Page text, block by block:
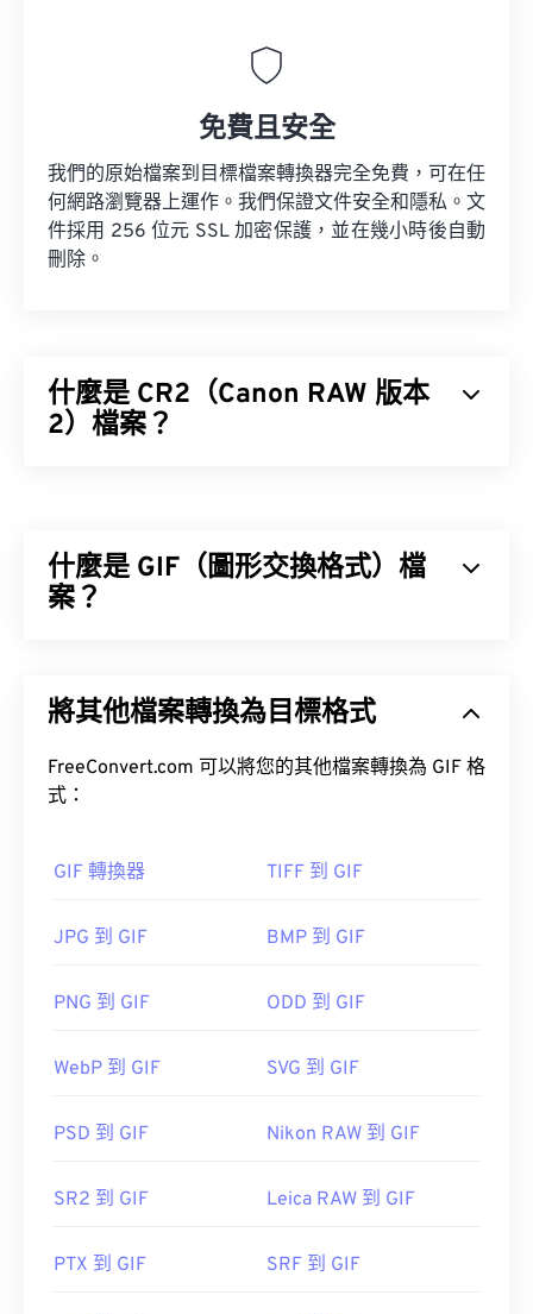
免費且安全
我們的原始檔案到目標檔案轉換器完全免費，可在任
何網路瀏覽器上運作。我們保證文件安全和隱私。文
件採用 256 位元 SSL 加密保護，並在幾小時後自動
刪除。
什麼是 CR2（Canon RAW 版本
2）檔案？
型更大。
如何開啟 CR2 檔案？
Professional 軟體中開啟。其他可考慮的程式包括
Adobe Lightroom 和 Adobe Lightroom for Mac。
UFRaw
什麼是 GIF（圖形交換格式）檔
案？
GIF 使用無損壓縮 (無損音頻)，並且支援無音訊動
GIF 最常見的用途是以動畫形式出現在廣告、社群媒
體上的情緒回覆和表情符號中，這些內容經常在網路
幾乎所有網頁瀏覽器都支援 GIF，這使其比其他圖像
果行動裝置（包括 iPhone 和 iPad）上打開，這使得
器和作業系統上輕鬆開啟。
Photoshop
Photoshop Elements
將其他檔案轉換為目標格式
FreeConvert.com 可以將您的其他檔案轉換為 GIF 格
式：
GIF 轉換器 TIFF 到 GIF
JPG 到 GIF BMP 到 GIF
PNG 到 GIF ODD 到 GIF
WebP 到 GIF SVG 到 GIF
PSD 到 GIF Nikon RAW 到 GIF
SR2 到 GIF Leica RAW 到 GIF
PTX 到 GIF SRF 到 GIF